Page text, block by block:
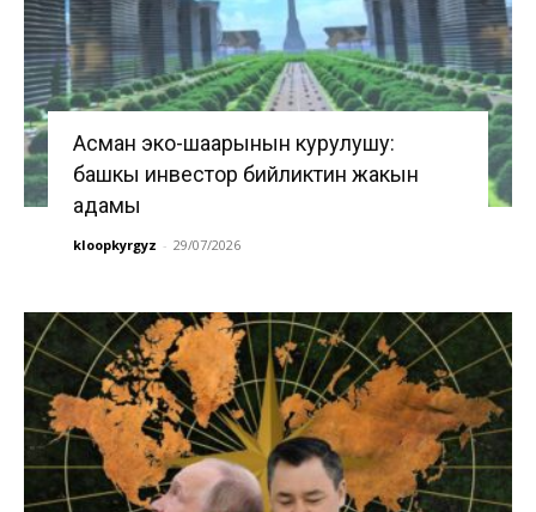
Асман эко-шаарынын курулушу:
башкы инвестор бийликтин жакын
адамы
kloopkyrgyz - 29/07/2026